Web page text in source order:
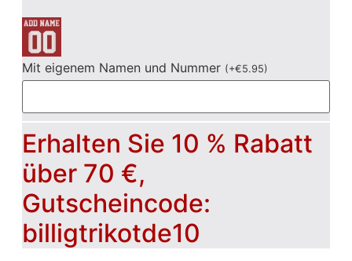
Mit eigenem Namen und Nummer (+€5.95)
Erhalten Sie 10 % Rabatt
über 70 €,
Gutscheincode:
billigtrikotde10